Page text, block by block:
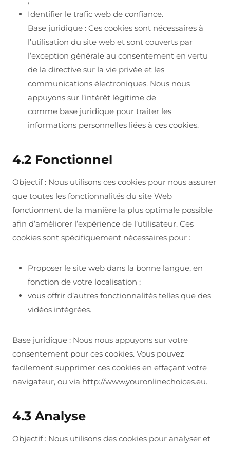
Identifier le trafic web de confiance.
Base juridique : Ces cookies sont nécessaires à
l’utilisation du site web et sont couverts par
l’exception générale au consentement en vertu
de la directive sur la vie privée et les
communications électroniques. Nous nous
appuyons sur l’intérêt légitime de
comme base juridique pour traiter les
informations personnelles liées à ces cookies.
4.2 Fonctionnel
Objectif : Nous utilisons ces cookies pour nous assurer
que toutes les fonctionnalités du site Web
fonctionnent de la manière la plus optimale possible
afin d’améliorer l’expérience de l’utilisateur. Ces
cookies sont spécifiquement nécessaires pour :
Proposer le site web dans la bonne langue, en
fonction de votre localisation ;
vous offrir d’autres fonctionnalités telles que des
vidéos intégrées.
Base juridique : Nous nous appuyons sur votre
consentement pour ces cookies. Vous pouvez
facilement supprimer ces cookies en effaçant votre
navigateur, ou via http://www.youronlinechoices.eu.
4.3 Analyse
Objectif : Nous utilisons des cookies pour analyser et